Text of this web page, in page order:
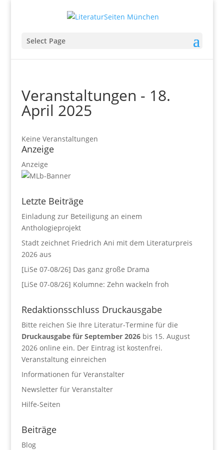
Select Page
Veranstaltungen - 18.
April 2025
Keine Veranstaltungen
Anzeige
Anzeige
Letzte Beiträge
Einladung zur Beteiligung an einem
Anthologieprojekt
Stadt zeichnet Friedrich Ani mit dem Literaturpreis
2026 aus
[LiSe 07-08/26] Das ganz große Drama
[LiSe 07-08/26] Kolumne: Zehn wackeln froh
Redaktionsschluss Druckausgabe
Bitte reichen Sie Ihre Literatur-Termine für die
Druckausgabe für September 2026bis 15. August
2026 online ein. Der Eintrag ist kostenfrei.
Veranstaltung einreichen
Informationen für Veranstalter
Newsletter für Veranstalter
Hilfe-Seiten
Beiträge
Blog